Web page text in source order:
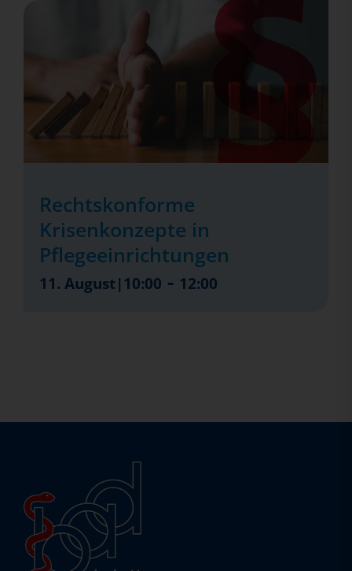
Rechtskonforme
Krisenkonzepte in
Pflegeeinrichtungen
11. August|10:00 - 12:00